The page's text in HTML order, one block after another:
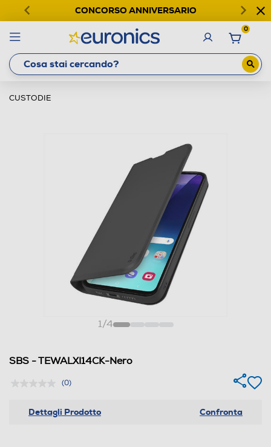
CONCORSO ANNIVERSARIO
0
CUSTODIE
1/4
SBS - TEWALXI14CK-Nero
(0)
Dettagli Prodotto Confronta